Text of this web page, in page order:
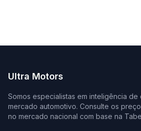
Ultra Motors
Somos especialistas em inteligência
mercado automotivo. Consulte os
no mercado nacional com base na